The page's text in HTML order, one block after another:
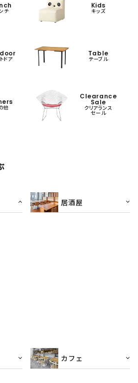
チ
Kids
キッズ
ドア
Table
テーブル
他
Clearance
Sale
クリアランス
セール
居酒屋
カフェ